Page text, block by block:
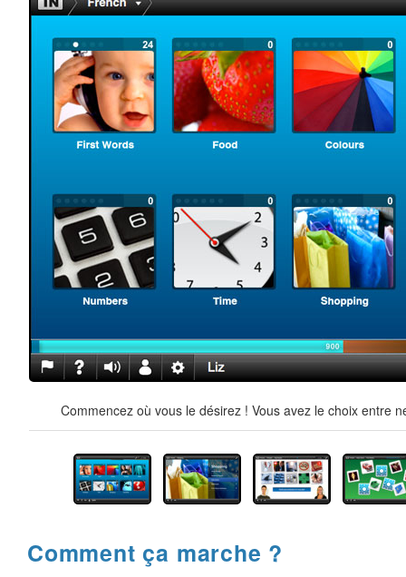
Commencez où vous le désirez ! Vous avez le choix entre
Comment ça marche ?